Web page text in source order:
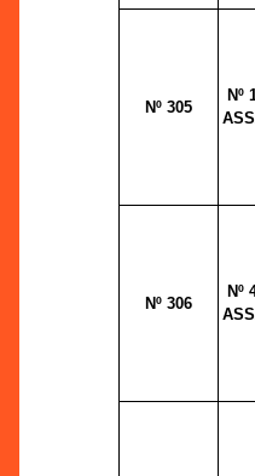
Nº 305
Nº
Nº 306
Nº